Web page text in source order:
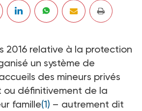
2016 relative à la protection
un système de
des mineurs privés
ou définitivement de la
famille(1) – autrement dit